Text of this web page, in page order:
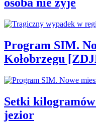
osoba nie żyje
Program SIM.
Kołobrzegu
Setki
jezior